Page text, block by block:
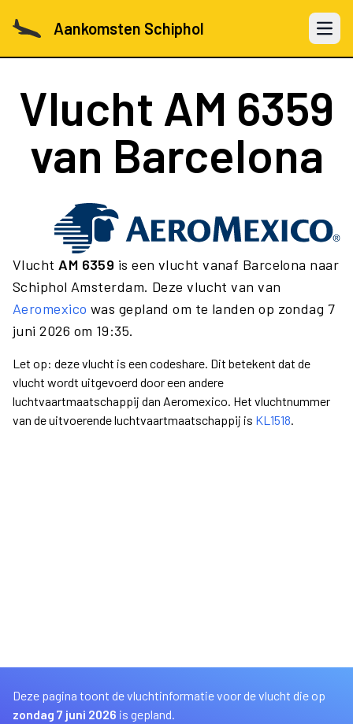
Aankomsten Schiphol Open
Vlucht AM 6359
van Barcelona
Vlucht AM 6359 is een vlucht vanaf Barcelona naar
Schiphol Amsterdam. Deze vlucht van van
Aeromexico was gepland om te landen op zondag 7
juni 2026 om 19:35.
Let op: deze vlucht is een codeshare. Dit betekent dat de
vlucht wordt uitgevoerd door een andere
luchtvaartmaatschappij dan Aeromexico. Het vluchtnummer
van de uitvoerende luchtvaartmaatschappij is KL1518.
Deze pagina toont de vluchtinformatie voor de vlucht die op
zondag 7 juni 2026 is gepland.